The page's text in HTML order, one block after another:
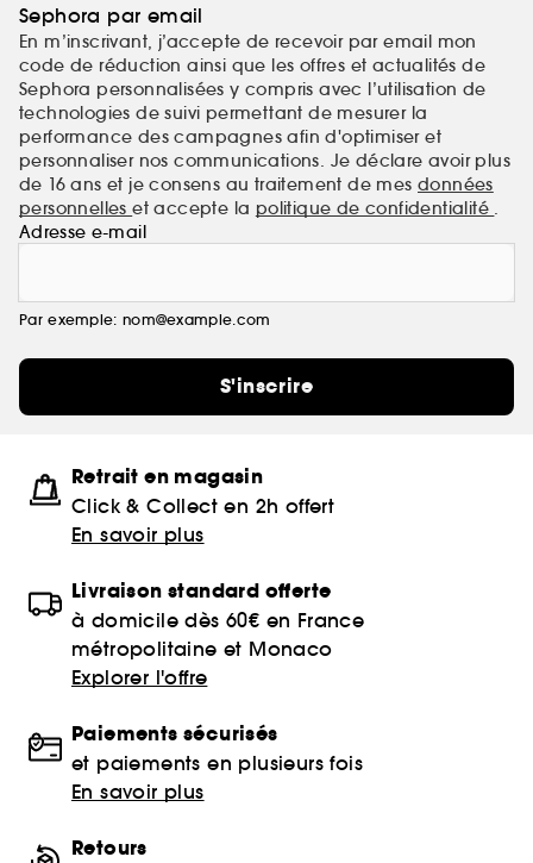
Sephora par email
En m’inscrivant, j’accepte de recevoir par email mon
code de réduction ainsi que les offres et actualités de
Sephora personnalisées y compris avec l’utilisation de
technologies de suivi permettant de mesurer la
performance des campagnes afin d'optimiser et
personnaliser nos communications. Je déclare avoir plus
de 16 ans et je consens au traitement de mes données
personnelleset accepte la politique de confidentialité .
Adresse e-mail
Par exemple: nom@example.com
S'inscrire
Retrait en magasin
Click & Collect en 2h offert
En savoir plus
Livraison standard offerte
à domicile dès 60€ en France
métropolitaine et Monaco
Explorer l'offre
Paiements sécurisés
et paiements en plusieurs fois
En savoir plus
Retours